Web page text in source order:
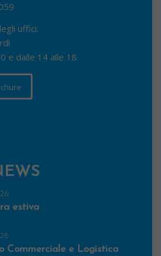
uffici:
e dalle 14 alle 18
estiva
Commerciale e Logistica